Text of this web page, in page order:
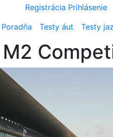
Registrácia Prihlásenie
Poradňa Testy áut Testy